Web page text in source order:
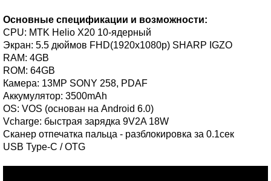
Основные спецификации и возможности:
CPU: MTK Helio X20 10-ядерный
Экран: 5.5 дюймов FHD(1920x1080p) SHARP IGZO
RAM: 4GB
ROM: 64GB
Камера: 13MP SONY 258, PDAF
Аккумулятор: 3500mAh
OS: VOS (основан на Android 6.0)
Vcharge: быстрая зарядка 9V2A 18W
Сканер отпечатка пальца - разблокировка за 0.1сек
USB Type-C / OTG